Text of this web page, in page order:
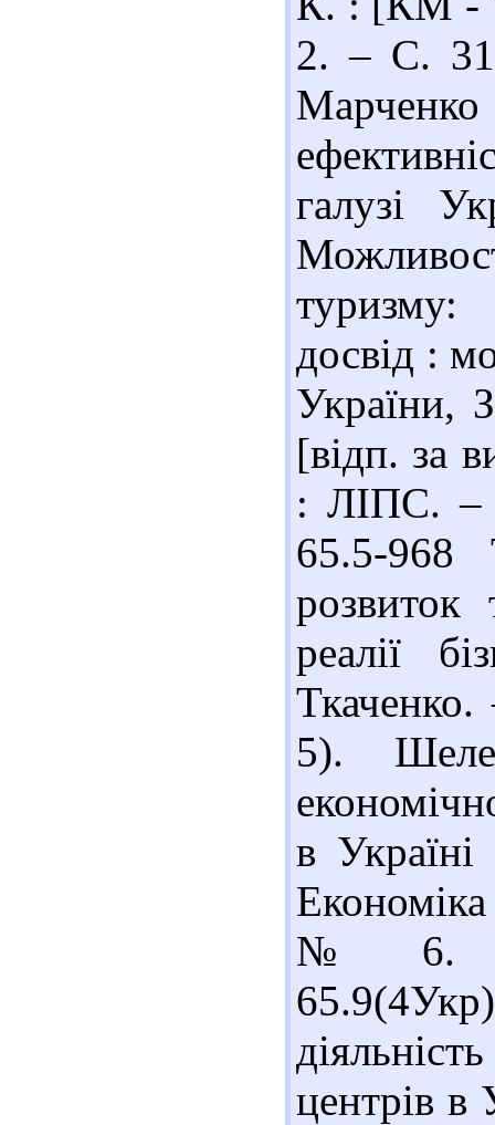
2. – С.
Марченко
галузі
туризму:
досвід :
України,
[відп. за
: ЛІПС. –
65.5-968
розвиток
реалії
5).
в
№ 6. –
центрів в